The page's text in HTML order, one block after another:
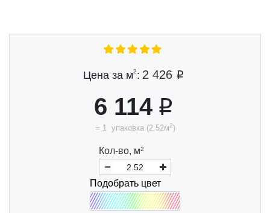
Цена за м2: 2 426
6 114
= 1 упаковка(2.52м2)
Кол-во, м2
Подобрать цвет